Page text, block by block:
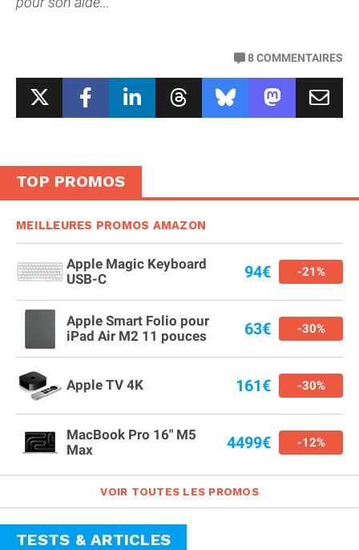
8COMMENTAIRES
TOP PROMOS
MEILLEURES PROMOS AMAZON
Apple Magic Keyboard
USB-C
94€ -21%
Apple Smart Folio pour
iPad Air M2 11 pouces
63€ -30%
Apple TV 4K 161€ -30%
MacBook Pro 16" M5
Max
4499€ -12%
VOIR TOUTES LES PROMOS
TESTS & ARTICLES